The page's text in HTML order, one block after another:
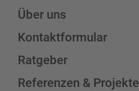
Über uns
Kontaktformular
Ratgeber
Referenzen & Projekte